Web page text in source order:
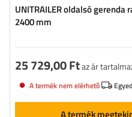
UNITRAILER oldalsó
2400 mm
25 729,00 Ftaz ár
A termék nem elérhető
A termék